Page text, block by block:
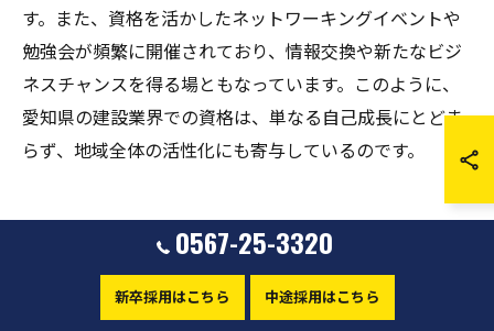
す。また、資格を活かしたネットワーキングイベントや
勉強会が頻繁に開催されており、情報交換や新たなビジ
ネスチャンスを得る場ともなっています。このように、
愛知県の建設業界での資格は、単なる自己成長にとどま
らず、地域全体の活性化にも寄与しているのです。
愛知県の建設業で必要な資
格とその活用法を探る
0567-25-3320
新卒採用はこちら 中途採用はこちら